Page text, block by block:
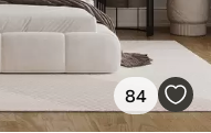
84